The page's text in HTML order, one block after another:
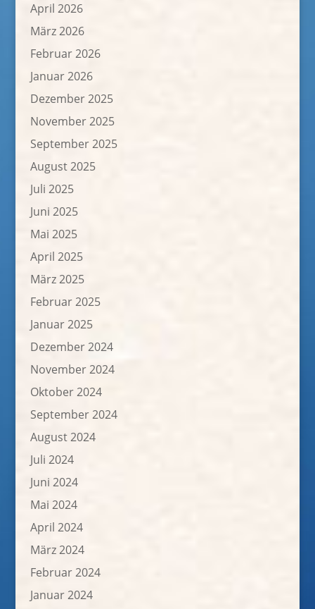
April 2026
März 2026
Februar 2026
Januar 2026
Dezember 2025
November 2025
September 2025
August 2025
Juli 2025
Juni 2025
Mai 2025
April 2025
März 2025
Februar 2025
Januar 2025
Dezember 2024
November 2024
Oktober 2024
September 2024
August 2024
Juli 2024
Juni 2024
Mai 2024
April 2024
März 2024
Februar 2024
Januar 2024